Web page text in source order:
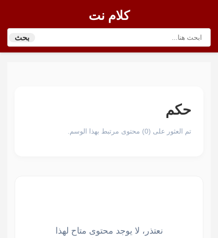
كلام نت
بحث
حكم
تم العثور على (0) محتوى مرتبط بهذا الوسم.
نعتذر، لا يوجد محتوى متاح لهذا